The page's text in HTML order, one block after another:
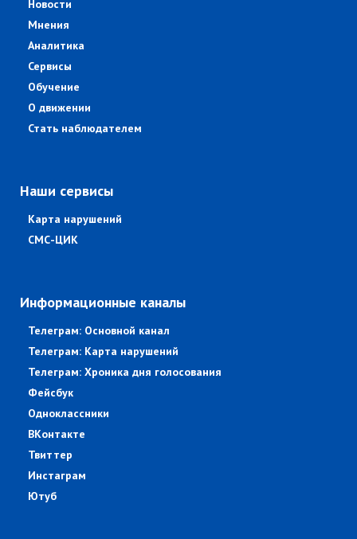
Новости
Мнения
Аналитика
Сервисы
Обучение
О движении
Стать наблюдателем
Наши сервисы
Карта нарушений
СМС-ЦИК
Информационные каналы
Телеграм: Основной канал
Телеграм: Карта нарушений
Телеграм: Хроника дня голосования
Фейсбук
Одноклассники
ВКонтакте
Твиттер
Инстаграм
Ютуб